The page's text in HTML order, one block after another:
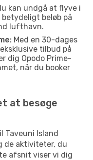
kan undgå at flyve i
beløb på
lufthavn.
Med en 30-dages
tilbud på
dig Opodo Prime-
når du booker
at besøge
Taveuni Island
aktiviteter, du
afsnit viser vi dig